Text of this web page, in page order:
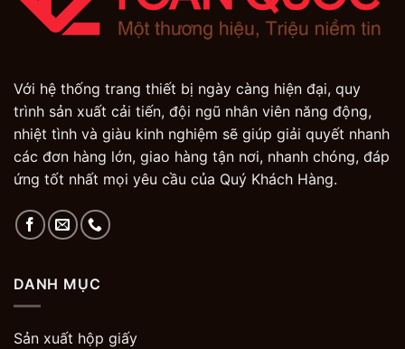
Với hệ thống trang thiết bị ngày càng hiện đại, quy
trình sản xuất cải tiến, đội ngũ nhân viên năng động,
nhiệt tình và giàu kinh nghiệm sẽ giúp giải quyết nhanh
các đơn hàng lớn, giao hàng tận nơi, nhanh chóng, đáp
ứng tốt nhất mọi yêu cầu của Quý Khách Hàng.
DANH MỤC
Sản xuất hộp giấy